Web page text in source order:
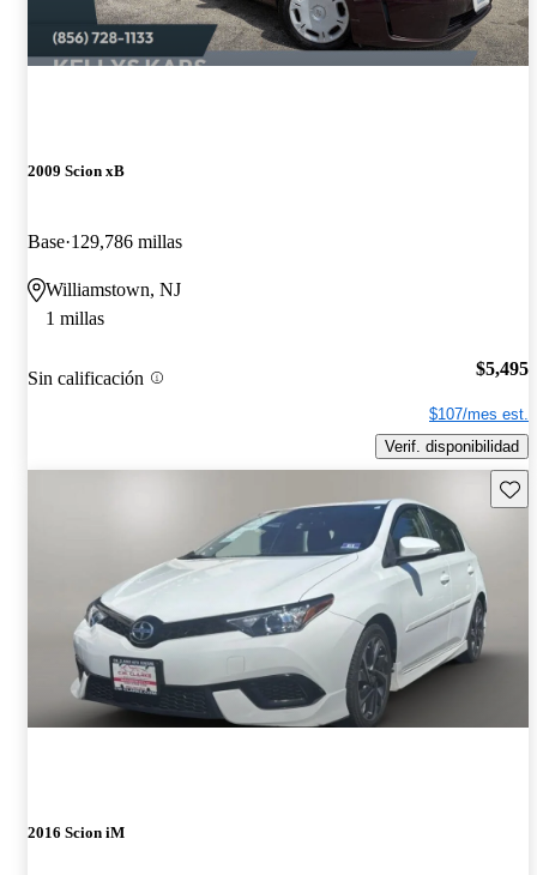
2009 Scion xB
Base 129,786 millas
Williamstown, NJ
1 millas
Sin calificación $5,495
$107/mes est.
Verif. disponibilidad
2016 Scion iM